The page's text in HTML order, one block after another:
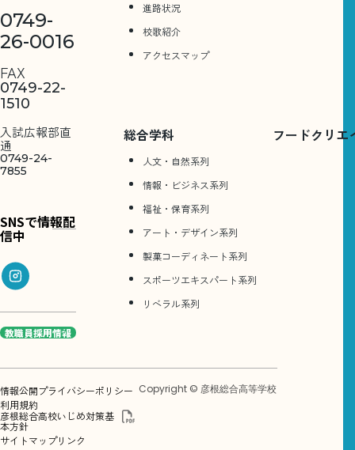
0749-
26-0016
FAX
0749-22-
1510
入試広報部直
通
0749-24-
7855
SNSで情報配
信中
教職員採用情報
進路状況
校歌紹介
アクセスマップ
総合学科
人文・自然系列
情報・ビジネス系列
福祉・保育系列
アート・デザイン系列
製菓コーディネート系列
スポーツエキスパート系列
リベラル系列
フードクリエ
情報公開プライバシーポリシー
利用規約
彦根総合高校いじめ対策基
本方針
サイトマップリンク
Copyright © 彦根総合高等学校